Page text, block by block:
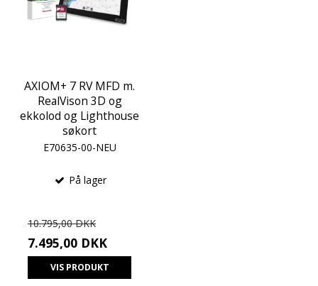
AXIOM+ 7 RV MFD m.
RealVison 3D og
ekkolod og Lighthouse
søkort
E70635-00-NEU
På lager
10.795,00 DKK
7.495,00 DKK
VIS PRODUKT